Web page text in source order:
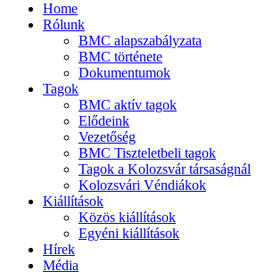
Home
Rólunk
BMC alapszabályzata
BMC története
Dokumentumok
Tagok
BMC aktív tagok
Elődeink
Vezetőség
BMC Tiszteletbeli tagok
Tagok a Kolozsvár társaságnál
Kolozsvári Véndiákok
Kiállítások
Közös kiállítások
Egyéni kiállítások
Hírek
Média